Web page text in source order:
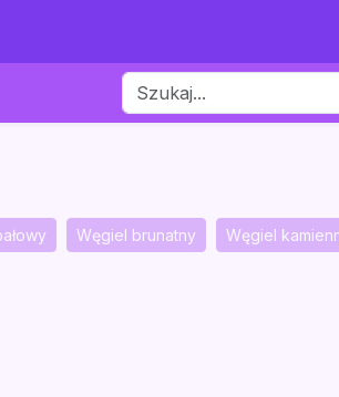
Węgiel brunatny Węgiel